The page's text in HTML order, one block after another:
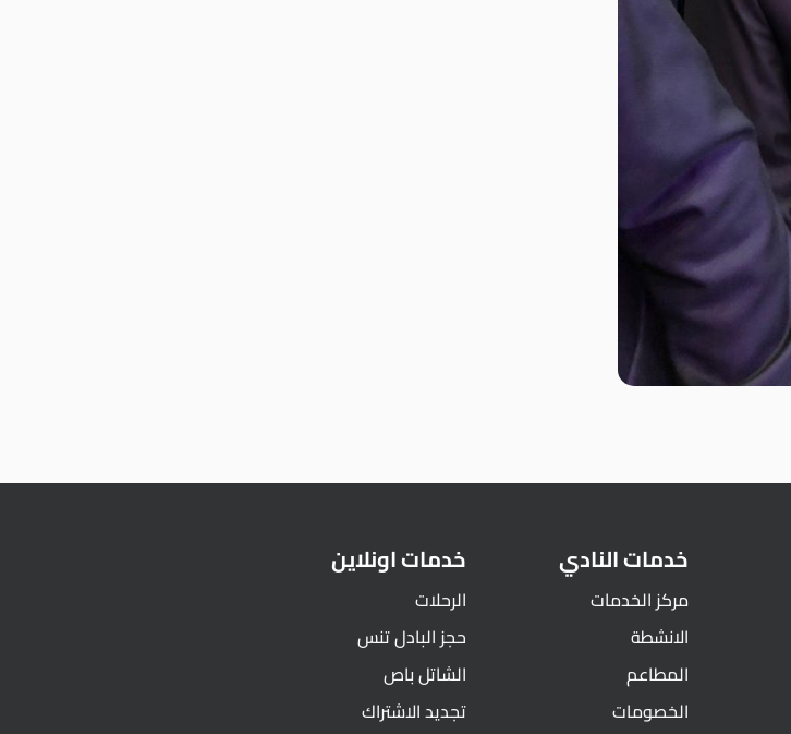
خدمات النادي
مركز الخدمات
الانشطة
المطاعم
الخصومات
خدمات اونلاين
الرحلات
حجز البادل تنس
الشاتل باص
تجديد الاشتراك